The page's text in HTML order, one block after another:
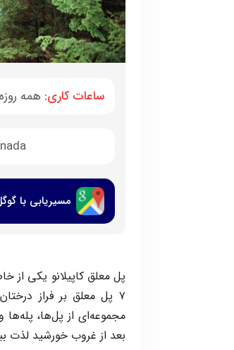
ساعات کاری: همه روزه از
مسیریابی با
مجموعه‌ای از پل‌ها،
بعد از غروب خورشید لذت